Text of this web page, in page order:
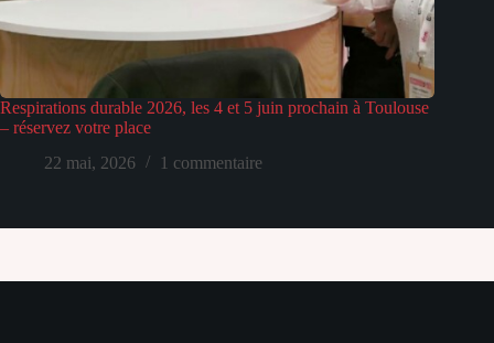
Respirations durable 2026, les 4 et 5 juin prochain à Toulouse
– réservez votre place
22 mai, 2026
1 commentaire